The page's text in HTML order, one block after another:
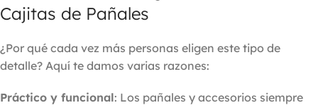
Cajitas de Pañales
¿Por qué cada vez más personas eligen este tipo de
detalle? Aquí te damos varias razones:
Práctico y funcional: Los pañales y accesorios siempre